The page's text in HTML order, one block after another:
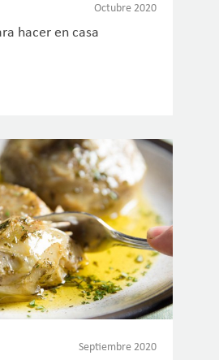
Octubre 2020
hacer en casa
Septiembre 2020